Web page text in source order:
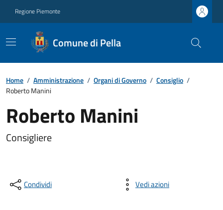
Regione Piemonte
Comune di Pella
Home / Amministrazione / Organi di Governo / Consiglio /
Roberto Manini
Roberto Manini
Consigliere
Condividi Vedi azioni